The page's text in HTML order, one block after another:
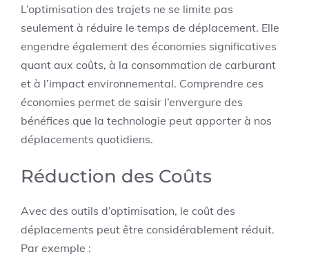
L’optimisation des trajets ne se limite pas
seulement à réduire le temps de déplacement. Elle
engendre également des économies significatives
quant aux coûts, à la consommation de carburant
et à l’impact environnemental. Comprendre ces
économies permet de saisir l’envergure des
bénéfices que la technologie peut apporter à nos
déplacements quotidiens.
Réduction des Coûts
Avec des outils d’optimisation, le coût des
déplacements peut être considérablement réduit.
Par exemple :